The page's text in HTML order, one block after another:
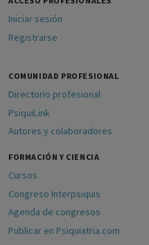
Iniciar sesión
Registrarse
COMUNIDAD PROFESIONAL
Directorio profesional
PsiquiLink
Autores y colaboradores
FORMACIÓN Y CIENCIA
Cursos
Congreso Interpsiquis
Agenda de congresos
Publicar en Psiquiatria.com